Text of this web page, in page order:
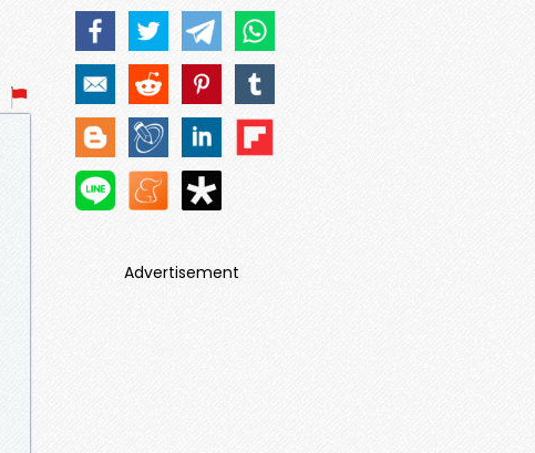
Advertisement